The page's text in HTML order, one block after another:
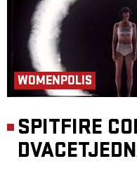
WOMENPOLIS
SPITFIRE